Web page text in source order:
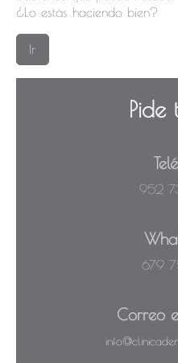
¿Lo estás haciendo bien?
Ir
Pide
952
679
Correo